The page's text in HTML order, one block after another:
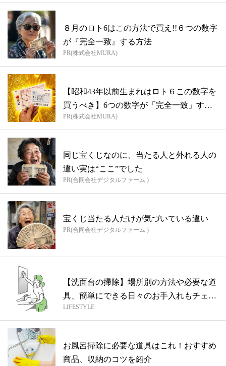
８月のロト6はこの方法で買え!!６つの数字
が『完全一致』する方法
PR(株式会社MURA)
【昭和43年以前生まれはロト６この数字を
買うべき】6つの数字が「完全一致」する
方...
PR(株式会社MURA)
同じ宝くじなのに、当たる人と外れる人の
違い実は“ここ”でした
PR(合同会社デジタルファーム )
宝くじ当たる人だけが気づいている違い
PR(合同会社デジタルファーム )
【洗面台の掃除】場所別の方法や必要な道
具、簡単にできる日々のお手入れもチェッ
ク
LIFESTYLE
お風呂掃除に必要な道具はこれ！おすすめ
商品、収納のコツを紹介